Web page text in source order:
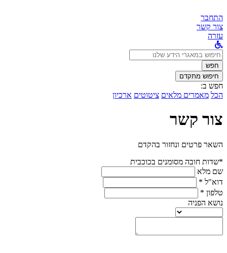
התחבר
צור קשר
עזרה
לחפש
ב:חפש
חיפוש מתקדם
חפש ב:
הכל מאמרים מלאים ציטוטים ארכיון
צור קשר
השאר פרטים ונחזור בהקדם
*שדות חובה מסומנים בכוכבית
שם מלא
דוא"ל *
טלפון *
נושא הפניה